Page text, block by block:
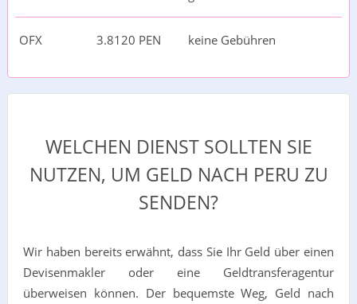
OFX 3.8120 PEN keine Gebühren
WELCHEN DIENST SOLLTEN SIE
NUTZEN, UM GELD NACH PERU ZU
SENDEN?
Wir haben bereits erwähnt, dass Sie Ihr Geld über einen
Devisenmakler oder eine Geldtransferagentur
überweisen können. Der bequemste Weg, Geld nach